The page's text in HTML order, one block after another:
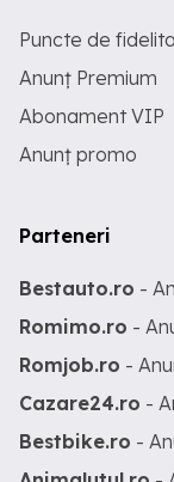
Puncte de
Anunț Premium
Abonament VIP
Anunț promo
Parteneri
Bestauto.ro -
Romimo.ro -
Romjob.ro -
Cazare24.ro -
Bestbike.ro -